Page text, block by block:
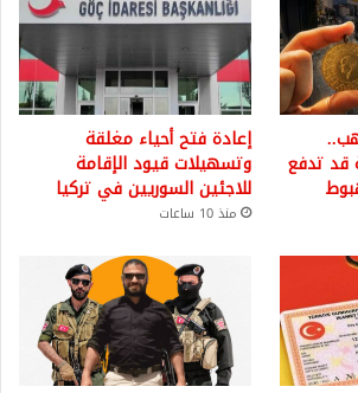
قد تدفع
إعادة فتح أحياء مغلقة
وتسهيلات قيود الإقامة
للاجئين السوريين في تركيا
منذ 10 ساعات